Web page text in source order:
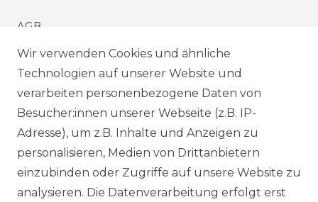
AGB
WIDERRUFSRECHT
WIDERRUFSFORMULAR
DATENSCHUTZERKLÄRUNG
Wir verwenden Cookies und ähnliche
Technologien auf unserer Website und
verarbeiten personenbezogene Daten von
Besucher:innen unserer Webseite (z.B. IP-
Adresse), um z.B. Inhalte und Anzeigen zu
personalisieren, Medien von Drittanbietern
einzubinden oder Zugriffe auf unsere Website zu
analysieren. Die Datenverarbeitung erfolgt erst